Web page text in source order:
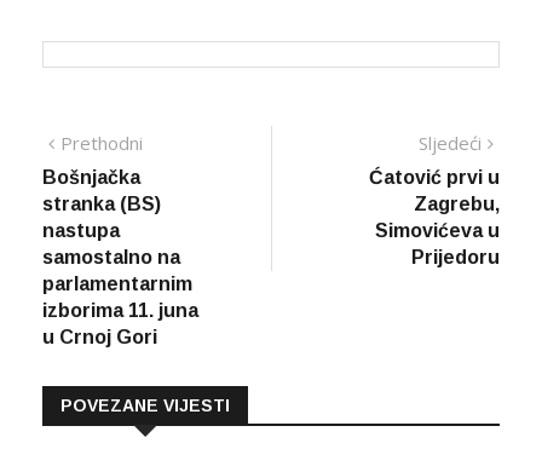
Navigacija
članaka
Prethodni
Bošnjačka
stranka (BS)
nastupa
samostalno na
parlamentarnim
izborima 11. juna
u Crnoj Gori
Sljedeći
Ćatović prvi u
Zagrebu,
Simovićeva u
Prijedoru
POVEZANE VIJESTI